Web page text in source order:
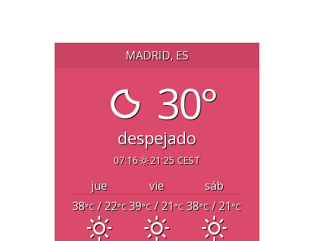
MADRID, ES
30°
despejado
07:16 21:25 CEST
jue vie
sáb
38°C/ 22°C39°C/ 21°C 38°C/ 21°C